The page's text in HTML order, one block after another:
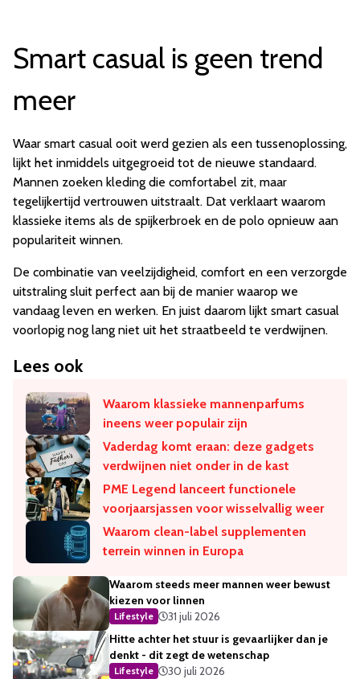
Smart casual is geen trend
meer
Waar smart casual ooit werd gezien als een tussenoplossing,
lijkt het inmiddels uitgegroeid tot de nieuwe standaard.
Mannen zoeken kleding die comfortabel zit, maar
tegelijkertijd vertrouwen uitstraalt. Dat verklaart waarom
klassieke items als de spijkerbroek en de polo opnieuw aan
populariteit winnen.
De combinatie van veelzijdigheid, comfort en een verzorgde
uitstraling sluit perfect aan bij de manier waarop we
vandaag leven en werken. En juist daarom lijkt smart casual
voorlopig nog lang niet uit het straatbeeld te verdwijnen.
Lees ook
Waarom klassieke mannenparfums
ineens weer populair zijn
Vaderdag komt eraan: deze gadgets
verdwijnen niet onder in de kast
PME Legend lanceert functionele
voorjaarsjassen voor wisselvallig weer
Waarom clean-label supplementen
terrein winnen in Europa
Waarom steeds meer mannen weer bewust
kiezen voor linnen
Lifestyle
31 juli 2026
Hitte achter het stuur is gevaarlijker dan je
denkt - dit zegt de wetenschap
Lifestyle
30 juli 2026